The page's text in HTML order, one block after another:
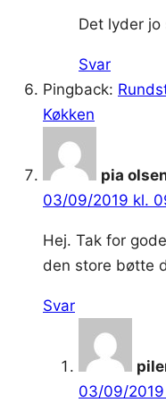
Det lyder
Svar
Pingback:
Køkken
pia
03/09/2019 kl.
Hej. Tak for
den store bøtte
Svar
03/09/